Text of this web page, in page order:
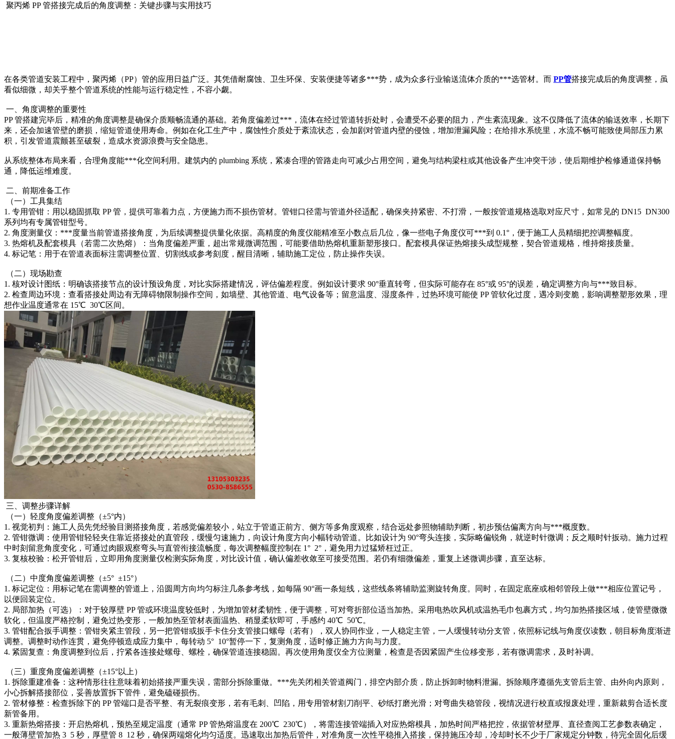
聚丙烯 PP 管搭接完成后的角度调整：关键步骤与实用技巧
在各类管道安装工程中，聚丙烯（PP）管的应用日益广泛。其凭借耐腐蚀、卫生环保、安装便捷等诸多***势，成为众多行业输送流体介质的***选管材。而 PP管搭接完成后的角度调整，虽
看似细微，却关乎整个管道系统的性能与运行稳定性，不容小觑。
一、角度调整的重要性
PP 管搭建完毕后，精准的角度调整是确保介质顺畅流通的基础。若角度偏差过***，流体在经过管道转折处时，会遭受不必要的阻力，产生紊流现象。这不仅降低了流体的输送效率，长期下
来，还会加速管壁的磨损，缩短管道使用寿命。例如在化工生产中，腐蚀性介质处于紊流状态，会加剧对管道内壁的侵蚀，增加泄漏风险；在给排水系统里，水流不畅可能致使局部压力累
积，引发管道震颤甚至破裂，造成水资源浪费与安全隐患。
从系统整体布局来看，合理角度能***化空间利用。建筑内的 plumbing 系统，紧凑合理的管路走向可减少占用空间，避免与结构梁柱或其他设备产生冲突干涉，使后期维护检修通道保持畅
通，降低运维难度。
二、前期准备工作
（一）工具集结
1. 专用管钳：用以稳固抓取 PP 管，提供可靠着力点，方便施力而不损伤管材。管钳口径需与管道外径适配，确保夹持紧密、不打滑，一般按管道规格选取对应尺寸，如常见的 DN15 DN300
系列均有专属管钳型号。
2. 角度测量仪：***度量当前管道搭接角度，为后续调整提供量化依据。高精度的角度仪能精准至小数点后几位，像一些电子角度仪可***到 0.1°，便于施工人员精细把控调整幅度。
3. 热熔机及配套模具（若需二次热熔）：当角度偏差严重，超出常规微调范围，可能要借助热熔机重新塑形接口。配套模具保证热熔接头成型规整，契合管道规格，维持熔接质量。
4. 标记笔：用于在管道表面标注需调整位置、切割线或参考刻度，醒目清晰，辅助施工定位，防止操作失误。
（二）现场勘查
1. 核对设计图纸：明确该搭接节点的设计预设角度，对比实际搭建情况，评估偏差程度。例如设计要求 90°垂直转弯，但实际可能存在 85°或 95°的误差，确定调整方向与***致目标。
2. 检查周边环境：查看搭接处周边有无障碍物限制操作空间，如墙壁、其他管道、电气设备等；留意温度、湿度条件，过热环境可能使 PP 管软化过度，遇冷则变脆，影响调整塑形效果，理
想作业温度通常在 15℃ 30℃区间。
三、调整步骤详解
（一）轻度角度偏差调整（±5°内）
1. 视觉初判：施工人员先凭经验目测搭接角度，若感觉偏差较小，站立于管道正前方、侧方等多角度观察，结合远处参照物辅助判断，初步预估偏离方向与***概度数。
2. 管钳微调：使用管钳轻轻夹住靠近搭接处的直管段，缓慢匀速施力，向设计角度方向小幅转动管道。比如设计为 90°弯头连接，实际略偏锐角，就逆时针微调；反之顺时针扳动。施力过程
中时刻留意角度变化，可通过肉眼观察弯头与直管衔接流畅度，每次调整幅度控制在 1° 2°，避免用力过猛矫枉过正。
3. 复核校验：松开管钳后，立即用角度测量仪检测实际角度，对比设计值，确认偏差收敛至可接受范围。若仍有细微偏差，重复上述微调步骤，直至达标。
（二）中度角度偏差调整（±5° ±15°）
1. 标记定位：用标记笔在需调整的管道上，沿圆周方向均匀标注几条参考线，如每隔 90°画一条短线，这些线条将辅助监测旋转角度。同时，在固定底座或相邻管段上做***相应位置记号，
以便回装定位。
2. 局部加热（可选）：对于较厚壁 PP 管或环境温度较低时，为增加管材柔韧性，便于调整，可对弯折部位适当加热。采用电热吹风机或温热毛巾包裹方式，均匀加热搭接区域，使管壁微微
软化，但温度严格控制，避免过热变形，一般加热至管材表面温热、稍显柔软即可，手感约 40℃ 50℃。
3. 管钳配合扳手调整：管钳夹紧主管段，另一把管钳或扳手卡住分支管接口螺母（若有），双人协同作业，一人稳定主管，一人缓慢转动分支管，依照标记线与角度仪读数，朝目标角度渐进
调整。调整时动作连贯，避免停顿造成应力集中，每转动 5° 10°暂停一下，复测角度，适时修正施力方向与力度。
4. 紧固复查：角度调整到位后，拧紧各连接处螺母、螺栓，确保管道连接稳固。再次使用角度仪全方位测量，检查是否因紧固产生位移变形，若有微调需求，及时补调。
（三）重度角度偏差调整（±15°以上）
1. 拆除重建准备：这种情形往往意味着初始搭接严重失误，需部分拆除重做。***先关闭相关管道阀门，排空内部介质，防止拆卸时物料泄漏。拆除顺序遵循先支管后主管、由外向内原则，
小心拆解搭接部位，妥善放置拆下管件，避免磕碰损伤。
2. 管材修整：检查拆除下的 PP 管端口是否平整、有无裂痕变形，若有毛刺、凹陷，用专用管材割刀削平、砂纸打磨光滑；对弯曲失稳管段，视情况进行校直或报废处理，重新裁剪合适长度
新管备用。
3. 重新热熔搭接：开启热熔机，预热至规定温度（通常 PP 管热熔温度在 200℃ 230℃），将需连接管端插入对应热熔模具，加热时间严格把控，依据管材壁厚、直径查阅工艺参数表确定，
一般薄壁管加热 3 5 秒，厚壁管 8 12 秒，确保两端熔化均匀适度。迅速取出加热后管件，对准角度一次性平稳推入搭接，保持施压冷却，冷却时长不少于厂家规定分钟数，待完全固化后缓